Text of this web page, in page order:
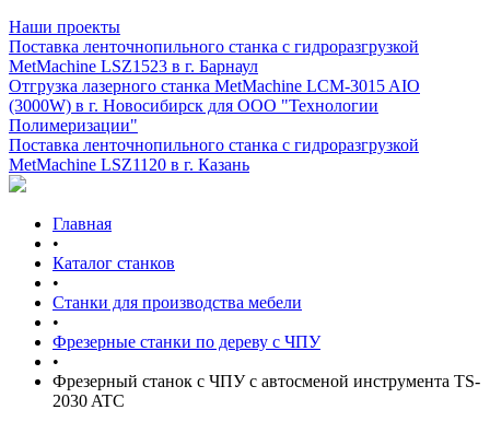
Наши проекты
Поставка ленточнопильного станка c гидроразгрузкой
MetMachine LSZ1523 в г. Барнаул
Отгрузка лазерного станка MetMachine LCM-3015 AIO
(3000W) в г. Новосибирск для ООО "Технологии
Полимеризации"
Поставка ленточнопильного станка c гидроразгрузкой
MetMachine LSZ1120 в г. Казань
Главная
•
Каталог станков
•
Станки для производства мебели
•
Фрезерные станки по дереву с ЧПУ
•
Фрезерный станок с ЧПУ с автосменой инструмента TS-
2030 ATC